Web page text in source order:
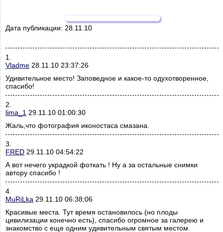
Дата публикации: 28.11.10
1.
Vladme 28.11.10 23:37:26
Удивительное место! Заповедное и какое-то одухотворенное,
спасибо!
2.
lima_1 29.11.10 01:00:30
Жаль,что фотография иконостаса смазана.
3.
FRED 29.11.10 04:54:22
А вот нечего украдкой фоткать ! Ну а за остальные снимки
автору спасибо !
4.
MuRiLka 29.11.10 06:38:06
Красивые места. Тут время остановилось (но плоды
цивилизации конечно есть), спасибо огромное за галерею и
знакомство с еще одним удивительным святым местом.